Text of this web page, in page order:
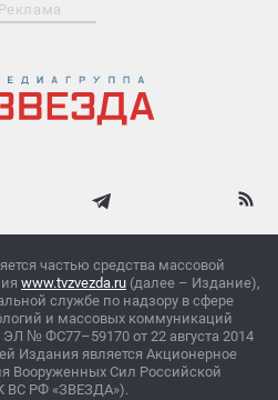
Реклама
частью средства массовой
www.tvzvezda.ru (далее – Издание),
службе по надзору в сфере
и массовых коммуникаций
ЭЛ № ФС77–59170 от 22 августа 2014
Издания является Акционерное
Вооруженных Сил Российской
ВС РФ «ЗВЕЗДА»).